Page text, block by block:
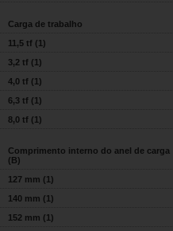
Carga de trabalho
11,5 tf (1)
3,2 tf (1)
4,0 tf (1)
6,3 tf (1)
8,0 tf (1)
Comprimento interno do anel de carga
(B)
127 mm (1)
140 mm (1)
152 mm (1)